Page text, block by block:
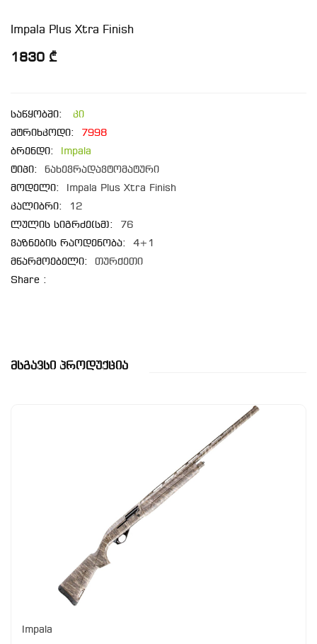
Impala Plus Xtra Finish
1830 ₾
საწყობში:
კი
შტრიხკოდი:
7998
ბრენდი:
Impala
ტიპი:
ნახევრადავტომატური
მოდელი:
Impala Plus Xtra Finish
კალიბრი:
12
ლულის სიგრძე(სმ):
76
ვაზნების რაოდენობა:
4+1
მწარმოებელი:
თურქეთი
Share :
Მსგავსი Პროდუქცია
Impala